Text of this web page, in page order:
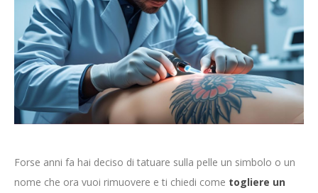
Forse anni fa hai deciso di tatuare sulla pelle un simbolo o un
nome che ora vuoi rimuovere e ti chiedi come togliere un